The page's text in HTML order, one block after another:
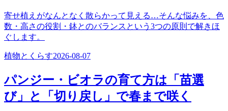
寄せ植えがなんとなく散らかって見える…そんな悩みを、色
数・高さの役割・鉢とのバランスという3つの原則で解きほ
ぐします。
植物とくらす2026-08-07
パンジー・ビオラの育て方は「苗選
び」と「切り戻し」で春まで咲く